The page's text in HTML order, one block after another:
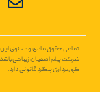
تمامی حقوق مادی و معنوی
شرکت پیام اصفهان زیبا
کپی‌برداری پیگرد قانونی دارد.